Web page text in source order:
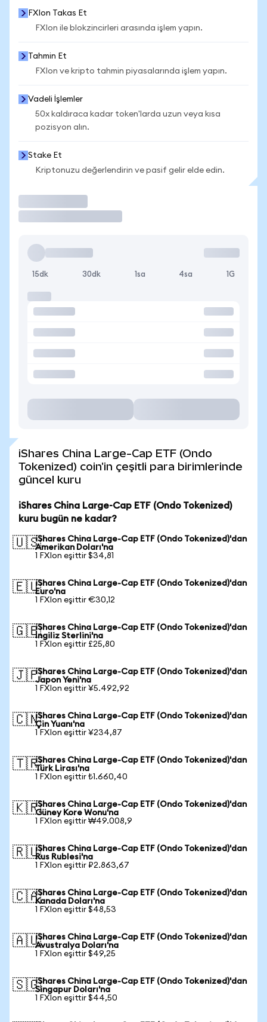
FXIon Takas Et
FXIon ile blokzincirleri arasında işlem yapın.
Tahmin Et
FXIon ve kripto tahmin piyasalarında işlem yapın.
Vadeli İşlemler
50x kaldıraca kadar token'larda uzun veya kısa
pozisyon alın.
Stake Et
Kriptonuzu değerlendirin ve pasif gelir elde edin.
15dk 30dk 1sa 4sa 1G
iShares China Large-Cap ETF (Ondo
Tokenized) coin'in çeşitli para birimlerinde
güncel kuru
iShares China Large-Cap ETF (Ondo Tokenized)
kuru bugün ne kadar?
🇺🇸iShares China Large-Cap ETF (Ondo Tokenized)'dan
Amerikan Doları'na
1 FXIon eşittir $34,81
🇪🇺iShares China Large-Cap ETF (Ondo Tokenized)'dan
Euro'na
1 FXIon eşittir €30,12
🇬🇧iShares China Large-Cap ETF (Ondo Tokenized)'dan
İngiliz Sterlini'na
1 FXIon eşittir £25,80
🇯🇵iShares China Large-Cap ETF (Ondo Tokenized)'dan
Japon Yeni'na
1 FXIon eşittir ¥5.492,92
🇨🇳iShares China Large-Cap ETF (Ondo Tokenized)'dan
Çin Yuanı'na
1 FXIon eşittir ¥234,87
🇹🇷iShares China Large-Cap ETF (Ondo Tokenized)'dan
Türk Lirası'na
1 FXIon eşittir ₺1.660,40
🇰🇷iShares China Large-Cap ETF (Ondo Tokenized)'dan
Güney Kore Wonu'na
1 FXIon eşittir ₩49.008,9
🇷🇺iShares China Large-Cap ETF (Ondo Tokenized)'dan
Rus Rublesi'na
1 FXIon eşittir ₽2.863,67
🇨🇦iShares China Large-Cap ETF (Ondo Tokenized)'dan
Kanada Doları'na
1 FXIon eşittir $48,53
🇦🇺iShares China Large-Cap ETF (Ondo Tokenized)'dan
Avustralya Doları'na
1 FXIon eşittir $49,25
🇸🇬iShares China Large-Cap ETF (Ondo Tokenized)'dan
Singapur Doları'na
1 FXIon eşittir $44,50